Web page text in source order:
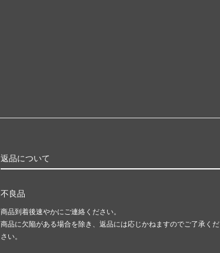
返品について
不良品
商品到着後速やかにご連絡ください。
商品に欠陥がある場合を除き、返品には応じかねますのでご了承くだ
さい。